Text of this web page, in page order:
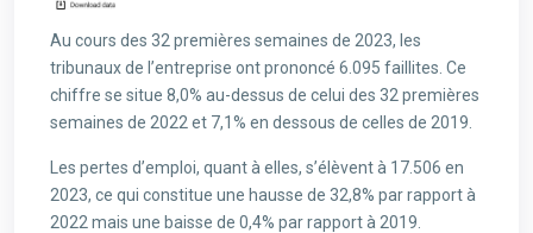
Au cours des 32 premières semaines de 2023, les
tribunaux de l’entreprise ont prononcé 6.095 faillites. Ce
chiffre se situe 8,0% au-dessus de celui des 32 premières
semaines de 2022 et 7,1% en dessous de celles de 2019.
Les pertes d’emploi, quant à elles, s’élèvent à 17.506 en
2023, ce qui constitue une hausse de 32,8% par rapport à
2022 mais une baisse de 0,4% par rapport à 2019.